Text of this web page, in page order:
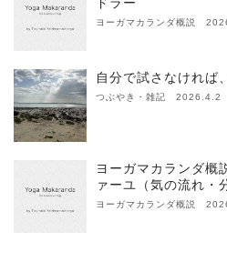
ヨーガマカランダ概説
自分で試さなければ
つぶやき・雑記 2026.4.2
ヨーガマカランダ
ァーユ（気の流れ・
ヨーガマカランダ概説